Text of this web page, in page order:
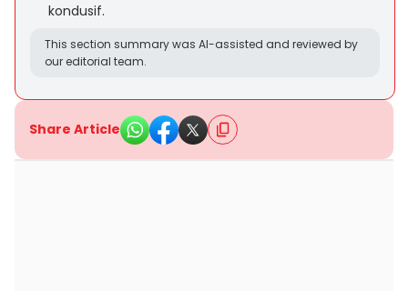
kondusif.
This section summary was AI-assisted and reviewed by
our editorial team.
Share Article